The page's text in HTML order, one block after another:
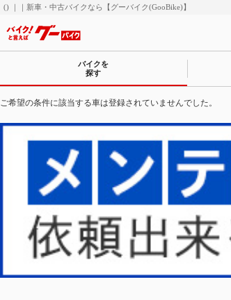
() ｜｜新車・中古バイクなら【グーバイク(GooBike)】
バイクを
探す
ご希望の条件に該当する車は登録されていませんでした。